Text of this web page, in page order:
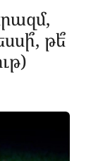
թե՞